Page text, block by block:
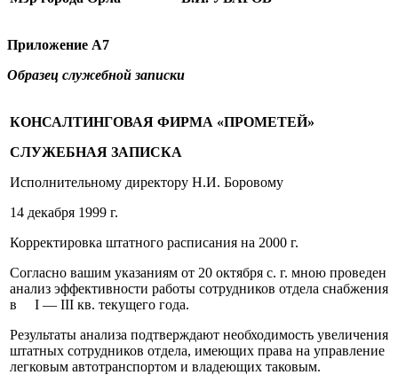
Приложение А7
Образец служебной записки
КОНСАЛТИНГОВАЯ ФИРМА «ПРОМЕТЕЙ»
СЛУЖЕБНАЯ ЗАПИСКА
Исполнительному директору Н.И. Боровому
14 декабря 1999 г.
Корректировка штатного расписания на 2000 г.
Согласно вашим указаниям от 20 октября с. г. мною проведен
анализ эффективности работы сотрудников отдела снабжения
в I — III кв. текущего года.
Результаты анализа подтверждают необходимость увеличения
штатных сотрудников отдела, имеющих права на управление
легковым автотранспортом и владеющих таковым.